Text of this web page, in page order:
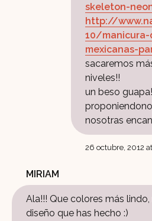
skeleton-
http://
10/
mexicanas-
sacaremos
niveles!!
un beso
nosotras
26 octubre, 2012
MIRIAM
Ala!!! Que colores más
diseño que has hecho :)